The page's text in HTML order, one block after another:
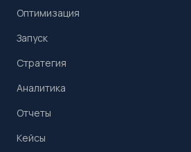
Оптимизация
Запуск
Стратегия
Аналитика
Отчеты
Кейсы